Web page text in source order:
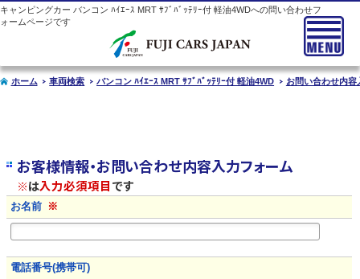
キャンピングカー バンコン ﾊｲｴｰｽ MRT ｻﾌﾞﾊﾞｯﾃﾘｰ付 軽油4WDへの問い合わせフ
ォームページです
ホーム 車両検索 バンコン ﾊｲｴｰｽ MRT ｻﾌﾞﾊﾞｯﾃﾘｰ付 軽油4WD お問い合わせ内容
お客様情報・お問い合わせ内容入力フォーム
※は入力必須項目です
お名前 ※
電話番号(携帯可)